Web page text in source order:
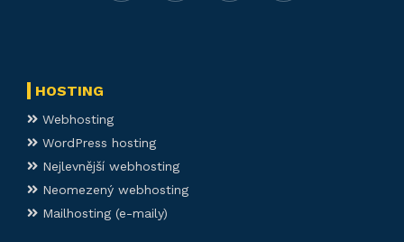
HOSTING
Webhosting
WordPress hosting
Nejlevnější webhosting
Neomezený webhosting
Mailhosting (e-maily)